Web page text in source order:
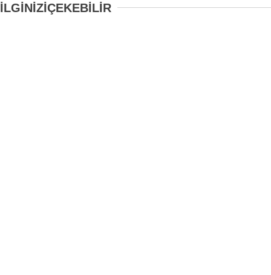
İLGİNİZİÇEKEBİLİR